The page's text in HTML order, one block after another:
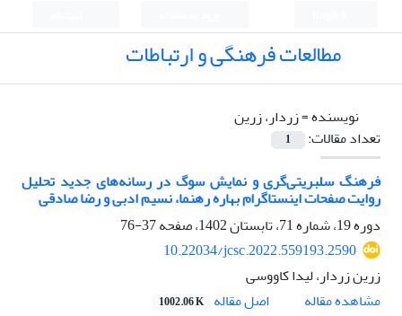
مطالعات فرهنگی و ارتباطات
نویسنده =زردار، زرین
تعداد مقالات:
1
فرهنگ سلبریتی‌گری و نمایش سوگ در رسانه‌های جدید تحلیل
روایت صفحات اینستاگرام بهاره رهنما، نسیم ادبی و رضا صادقی
دوره 19، شماره 71، تابستان 1402، صفحه
37-76
10.22034/jcsc.2022.559193.2590
زرین زردار، لیدا کاووسی
مشاهده مقاله
اصل مقاله 1002.06 K